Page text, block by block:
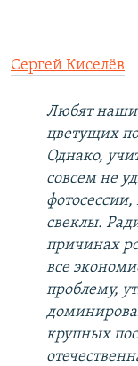
Сергей Киселёв
Любят наши
цветущих
Однако,
совсем не
свеклы.
причинах
все
проблему,
крупных